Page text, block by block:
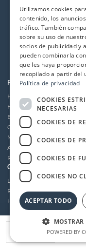
PRODUCTOS
Hidrolimpiadoras
Humidificación
Bombas de alta presión
Grupos motor bomba alta
Motores
Accesorios
Recambios / Repuestos
CUENTA
Login
Registrarse
Histórico de pedidos
Utilizamos cookies
contenido, los
tráfico. También
sobre su uso de
socios de publicidad y
pueden combinarla
que les haya
recopilado a partir del
Política de privacidad
COOKIES
NECESARIAS
COOKIES DE
COOKIES DE
COOKIES DE
COOKIES NO
ACEPTAR TODO
MOSTRAR
POWERED BY